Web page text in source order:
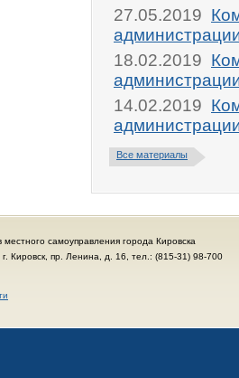
27.05.2019
18.02.2019
14.02.2019
Все материалы
самоуправления города Кировска
Кировск, пр. Ленина, д. 16, тел.: (815-31) 98-700